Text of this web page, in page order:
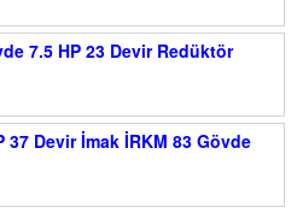
7.5 HP 23 Devir Redüktör
37 Devir İmak İRKM 83 Gövde